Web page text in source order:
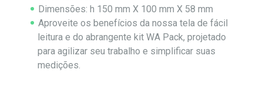
Dimensões: h 150 mm X 100 mm X 58 mm
Aproveite os benefícios da nossa tela de fácil
leitura e do abrangente kit WA Pack, projetado
para agilizar seu trabalho e simplificar suas
medições.